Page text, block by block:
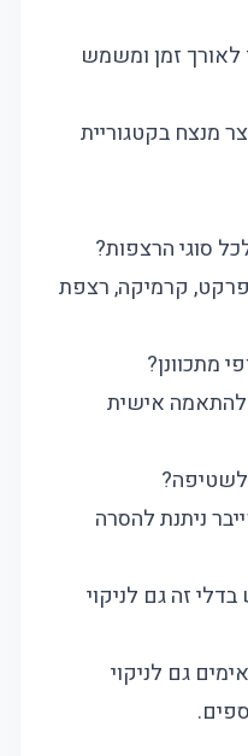
לאורך זמן ומשמש
מנצח בקטגוריית
סוגי הרצפות?
קרמיקה, רצפת
מתכוונן?
להתאמה אישית
ניתנת להסרה
זה גם לניקוי
גם לניקוי